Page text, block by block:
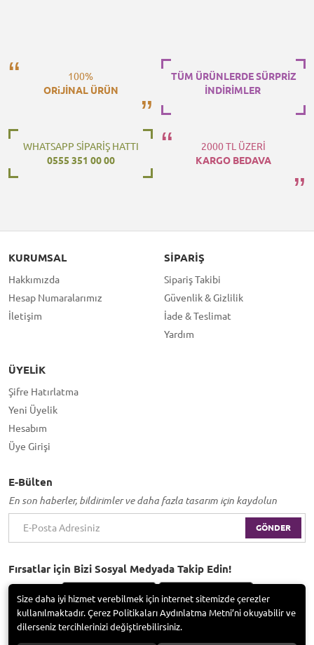
100%
ORiJİNAL ÜRÜN
TÜM ÜRÜNLERDE SÜRPRİZ
İNDİRİMLER
WHATSAPP SİPARİŞ HATTI
0555 351 00 00
2000 TL ÜZERİ
KARGO BEDAVA
KURUMSAL
Hakkımızda
Hesap Numaralarımız
İletişim
SIPARIŞ
Sipariş Takibi
Güvenlik & Gizlilik
İade & Teslimat
Yardım
ÜYELIK
Şifre Hatırlatma
Yeni Üyelik
Hesabım
Üye Girişi
E-Bülten
En son haberler, bildirimler ve daha fazla tasarım için kaydolun
GÖNDER
Fırsatlar için Bizi Sosyal Medyada Takip Edin!
Size daha iyi hizmet verebilmek için internet sitemizde çerezler
kullanılmaktadır. Çerez Politikaları Aydınlatma Metni’ni okuyabilir ve
dilerseniz tercihlerinizi değiştirebilirsiniz.